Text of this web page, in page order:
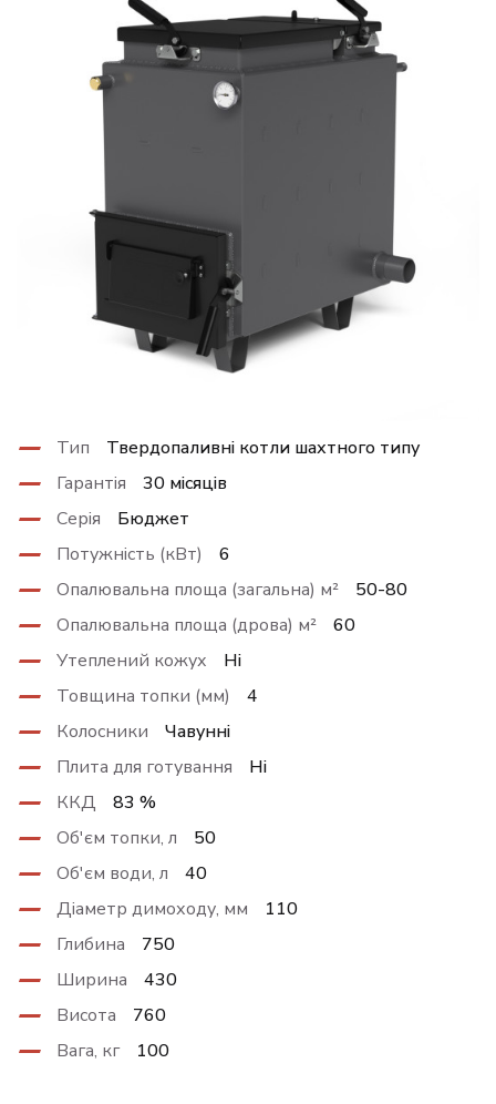
Тип
Твердопаливні котли шахтного типу
Гарантія
30 місяців
Серія
Бюджет
Потужність (кВт)
6
Опалювальна площа (загальна) м²
50-80
Опалювальна площа (дрова) м²
60
Утеплений кожух
Ні
Товщина топки (мм)
4
Колосники
Чавунні
Плита для готування
Ні
ККД
83 %
Об'єм топки, л
50
Об'єм води, л
40
Діаметр димоходу, мм
110
Глибина
750
Ширина
430
Висота
760
Вага, кг
100